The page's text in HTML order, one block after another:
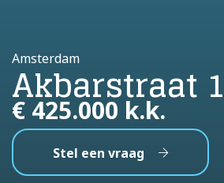
Amsterdam
Akbarstraat
€ 425.000 k.k.
Stel een vraag